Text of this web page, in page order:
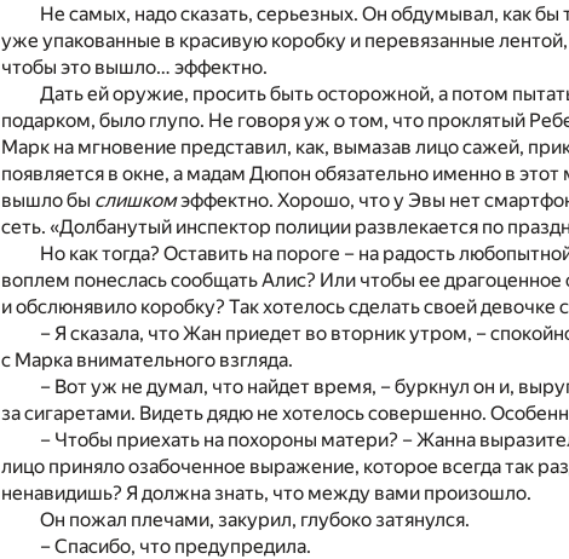
Не самых, надо сказать, серьезных. Он обдумывал, как бы
уже упакованные в красивую коробку и перевязанные
чтобы это вышло… эффектно.
Дать ей оружие, просить быть осторожной, а потом
подарком, было глупо. Не говоря уж о том, что проклятый
Марк на мгновение представил, как, вымазав лицо сажей,
появляется в окне, а мадам Дюпон обязательно именно в
вышло бы слишкомэффектно. Хорошо, что у Эвы нет
сеть. «Долбанутый инспектор полиции развлекается по
Но как тогда? Оставить на пороге – на радость
воплем понеслась сообщать Алис? Или чтобы ее
и обслюнявило коробку? Так хотелось сделать своей
– Я сказала, что Жан приедет во вторник утром, –
с Марка внимательного взгляда.
– Вот уж не думал, что найдет время, – буркнул он и,
за сигаретами. Видеть дядю не хотелось совершенно.
– Чтобы приехать на похороны матери? – Жанна
лицо приняло озабоченное выражение, которое всегда так
ненавидишь? Я должна знать, что между вами произошло.
Он пожал плечами, закурил, глубоко затянулся.
– Спасибо, что предупредила.